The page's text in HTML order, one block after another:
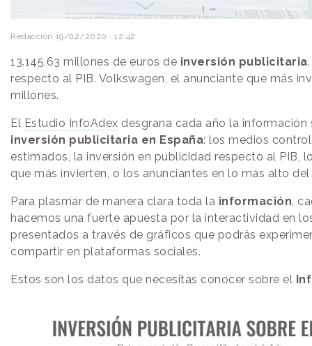
Redacción 19/02/2020 · 12:42
13.145,63 millones de euros de inversión publicitaria
respecto al PIB. Volkswagen, el anunciante que más
millones.
El Estudio InfoAdex desgrana cada año la información
inversión publicitaria en España: los medios
estimados, la inversión en publicidad respecto al PIB,
que más invierten, o los anunciantes en lo más alto del
Para plasmar de manera clara toda la información,
hacemos una fuerte apuesta por la interactividad en
presentados a través de gráficos que podrás
compartir en plataformas sociales.
Estos son los datos que necesitas conocer sobre el